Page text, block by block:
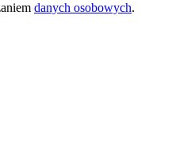
danych osobowych.